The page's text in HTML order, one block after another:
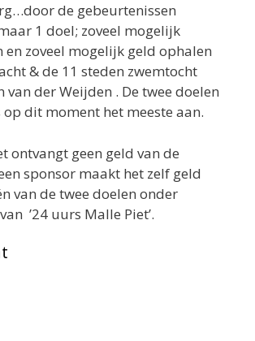
de gebeurtenissen
1 doel; zoveel mogelijk
en zoveel mogelijk geld ophalen
& de 11 steden zwemtocht
van der Weijden . De twee doelen
op dit moment het meeste aan.
ontvangt geen geld van de
sponsor maakt het zelf geld
van de twee doelen onder
’24 uurs Malle Piet’.